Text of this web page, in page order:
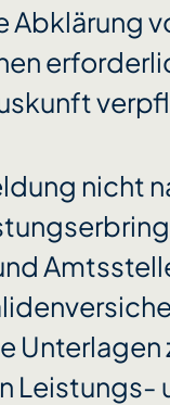
Abklärung
nicht
Leistungs-